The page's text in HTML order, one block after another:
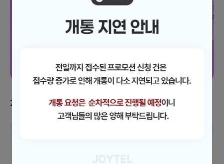
문자 100건
월 12,100원/ 평생할인
통
지금 받을 수 있는 혜택 이벤트 더보기